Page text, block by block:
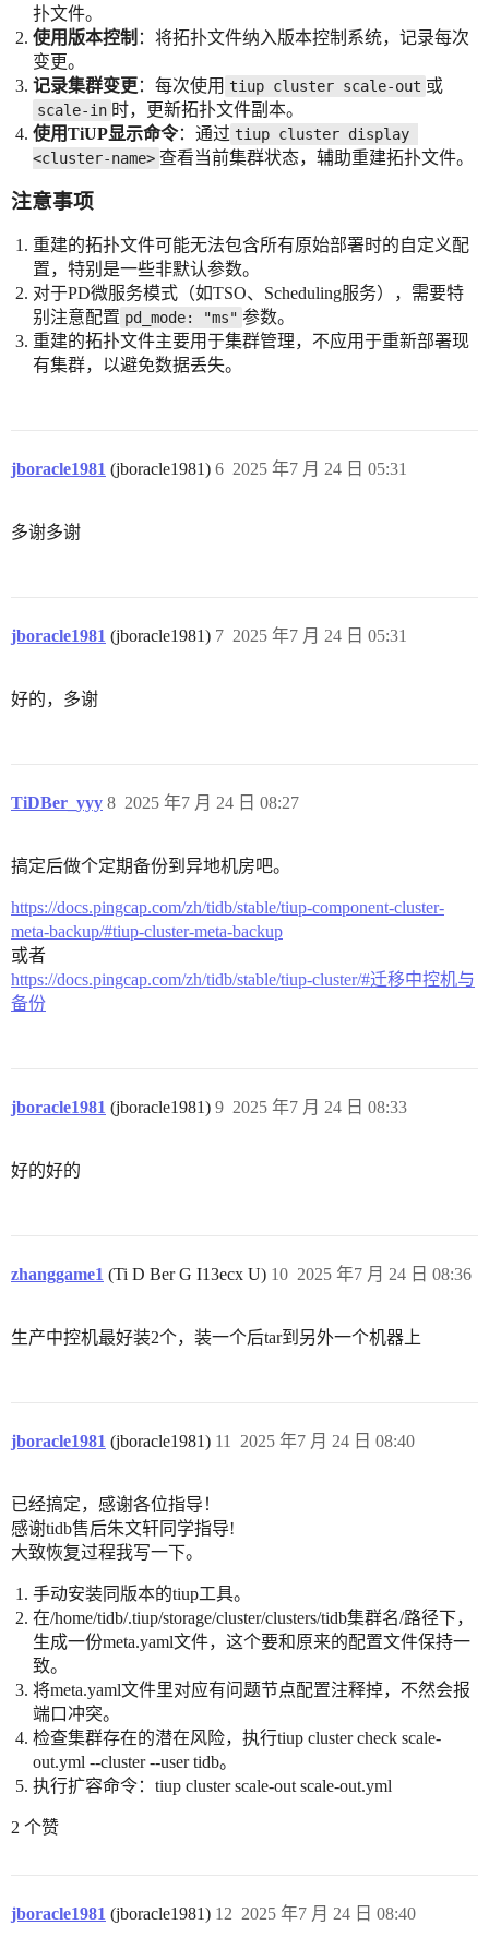
扑文件。
使用版本控制 ：将拓扑文件纳入版本控制系统，记录每次
变更。
记录集群变更 ：每次使用 tiup cluster scale-out 或
scale-in 时，更新拓扑文件副本。
使用TiUP显示命令：通过 tiup cluster display
<cluster-name> 查看当前集群状态，辅助重建拓扑文件。
注意事项
重建的拓扑文件可能无法包含所有原始部署时的自定义配
置，特别是一些非默认参数。
对于PD微服务模式（如TSO、Scheduling服务），需要特
别注意配置 pd_mode: "ms" 参数。
重建的拓扑文件主要用于集群管理，不应用于重新部署现
有集群，以避免数据丢失。
jboracle1981 (jboracle1981) 2025 年7 月 24 日 05:31
6
多谢多谢
jboracle1981 (jboracle1981) 2025 年7 月 24 日 05:31
7
好的，多谢
TiDBer_yyy 2025 年7 月 24 日 08:27
8
搞定后做个定期备份到异地机房吧。
https://docs.pingcap.com/zh/tidb/stable/tiup-component-cluster-
meta-backup/#tiup-cluster-meta-backup
或者
https://docs.pingcap.com/zh/tidb/stable/tiup-cluster/#迁移中控机与
备份
jboracle1981 (jboracle1981) 2025 年7 月 24 日 08:33
9
好的好的
zhanggame1 (Ti D Ber G I13ecx U) 2025 年7 月 24 日 08:36
10
生产中控机最好装2个，装一个后tar到另外一个机器上
jboracle1981 (jboracle1981) 2025 年7 月 24 日 08:40
11
已经搞定，感谢各位指导！
感谢tidb售后朱文轩同学指导!
大致恢复过程我写一下。
手动安装同版本的tiup工具。
在/home/tidb/.tiup/storage/cluster/clusters/tidb集群名/路径下，
生成一份meta.yaml文件，这个要和原来的配置文件保持一
致。
将meta.yaml文件里对应有问题节点配置注释掉，不然会报
端口冲突。
检查集群存在的潜在风险，执行tiup cluster check scale-
out.yml --cluster --user tidb。
执行扩容命令：tiup cluster scale-out scale-out.yml
2 个赞
jboracle1981 (jboracle1981) 2025 年7 月 24 日 08:40
12